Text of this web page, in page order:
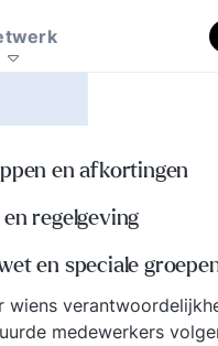
Lastige
een
publiek, een
loopt, een
gesprek waar
tegenop kijkt. Doe
voordeel met de
kennisbank.
Strategie
en sociale innovatie
en afkortingen
regelgeving
en speciale
wiens
medewerkers